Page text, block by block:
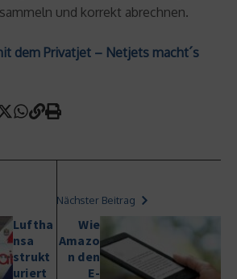
und korrekt abrechnen.
dem Privatjet – Netjets macht´s
Luftha
nsa
strukt
uriert
Nächster Beitrag
Wie
Amazo
n den
E-